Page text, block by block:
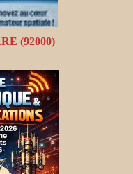
(92000)